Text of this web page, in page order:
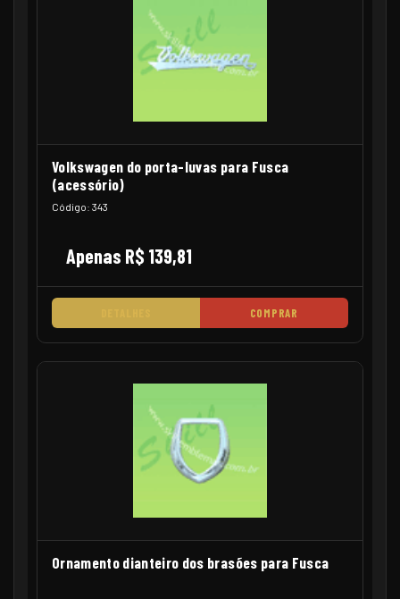
Volkswagen do porta-luvas para Fusca
(acessório)
Código: 343
Apenas R$ 139,81
COMPRAR
Ornamento dianteiro dos brasões para Fusca